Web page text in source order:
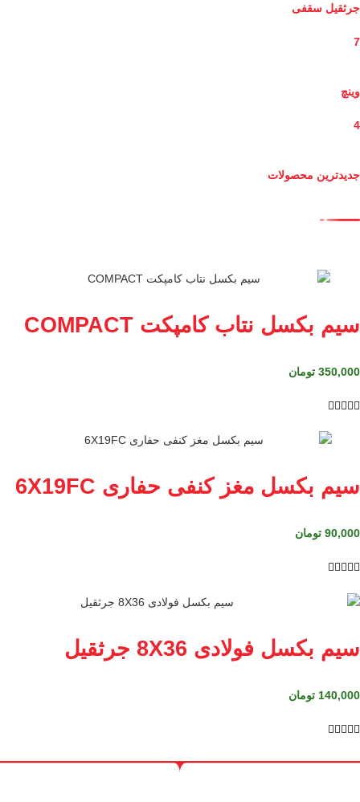
جرثقیل سقفی
7
وینچ
4
جدیدترین محصولات
سیم بکسل نتاب کامپکت COMPACT
350,000 تومان

سیم بکسل مغز کنفی حفاری 6X19FC
90,000 تومان

سیم بکسل فولادی 8X36 جرثقیل
140,000 تومان
